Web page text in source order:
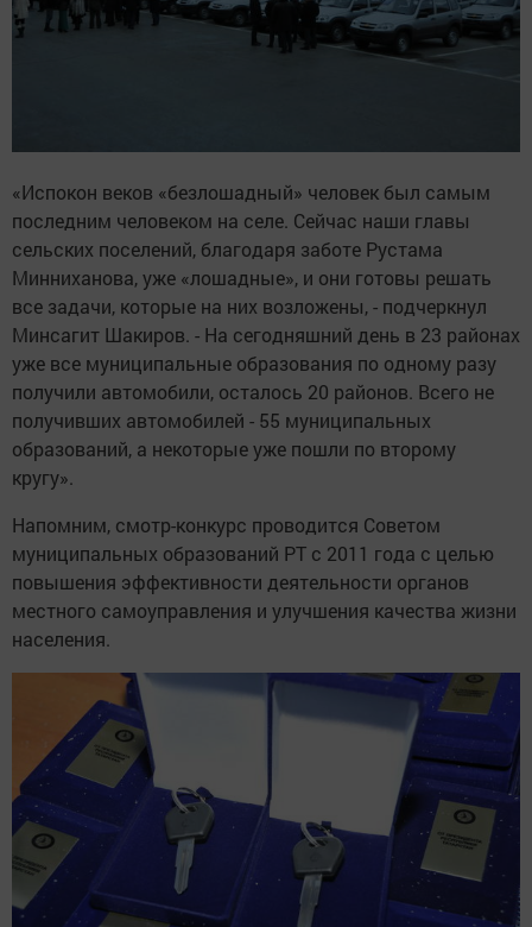
«Испокон веков «безлошадный» человек был самым
последним человеком на селе. Сейчас наши главы
сельских поселений, благодаря заботе Рустама
Минниханова, уже «лошадные», и они готовы решать
все задачи, которые на них возложены, - подчеркнул
Минсагит Шакиров. - На сегодняшний день в 23 районах
уже все муниципальные образования по одному разу
получили автомобили, осталось 20 районов. Всего не
получивших автомобилей - 55 муниципальных
образований, а некоторые уже пошли по второму
кругу».
Напомним, смотр-конкурс проводится Советом
муниципальных образований РТ с 2011 года с целью
повышения эффективности деятельности органов
местного самоуправления и улучшения качества жизни
населения.